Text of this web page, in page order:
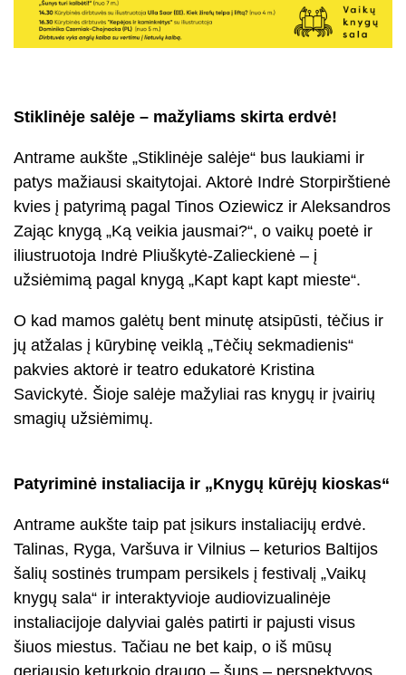
Stiklinėje salėje – mažyliams skirta erdvė!
Antrame aukšte „Stiklinėje salėje“ bus laukiami ir
patys mažiausi skaitytojai. Aktorė Indrė Storpirštienė
kvies į patyrimą pagal Tinos Oziewicz ir Aleksandros
Zając knygą „Ką veikia jausmai?“, o vaikų poetė ir
iliustruotoja Indrė Pliuškytė-Zalieckienė – į
užsiėmimą pagal knygą „Kapt kapt kapt mieste“.
O kad mamos galėtų bent minutę atsipūsti, tėčius ir
jų atžalas į kūrybinę veiklą „Tėčių sekmadienis“
pakvies aktorė ir teatro edukatorė Kristina
Savickytė. Šioje salėje mažyliai ras knygų ir įvairių
smagių užsiėmimų.
Patyriminė instaliacija ir „Knygų kūrėjų kioskas“
Antrame aukšte taip pat įsikurs instaliacijų erdvė.
Talinas, Ryga, Varšuva ir Vilnius – keturios Baltijos
šalių sostinės trumpam persikels į festivalį „Vaikų
knygų sala“ ir interaktyvioje audiovizualinėje
instaliacijoje dalyviai galės patirti ir pajusti visus
šiuos miestus. Tačiau ne bet kaip, o iš mūsų
geriausio keturkojo draugo – šuns – perspektyvos.